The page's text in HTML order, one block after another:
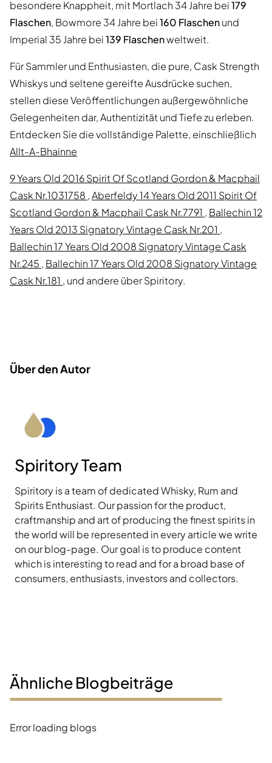
besondere Knappheit, mit Mortlach 34 Jahre bei179
Flaschen, Bowmore 34 Jahre bei160 Flaschenund
Imperial 35 Jahre bei139 Flaschenweltweit.
Für Sammler und Enthusiasten, die pure, Cask Strength
Whiskys und seltene gereifte Ausdrücke suchen,
stellen diese Veröffentlichungen außergewöhnliche
Gelegenheiten dar, Authentizität und Tiefe zu erleben.
Entdecken Sie die vollständige Palette, einschließlich
Allt-A-Bhainne
9 Years Old 2016 Spirit Of Scotland Gordon & Macphail
Cask Nr.1031758 ,Aberfeldy 14 Years Old 2011 Spirit Of
Scotland Gordon & Macphail Cask Nr.7791 , Ballechin 12
Years Old 2013 Signatory Vintage Cask Nr.201 ,
Ballechin 17 Years Old 2008 Signatory Vintage Cask
Nr.245 , Ballechin 17 Years Old 2008 Signatory Vintage
Cask Nr.181 , und andere über Spiritory.
Über den Autor
Spiritory Team
Spiritory is a team of dedicated Whisky, Rum and
Spirits Enthusiast. Our passion for the product,
craftmanship and art of producing the finest spirits in
the world will be represented in every article we write
on our blog-page. Our goal is to produce content
which is interesting to read and for a broad base of
consumers, enthusiasts, investors and collectors.
Ähnliche Blogbeiträge
Error loading blogs